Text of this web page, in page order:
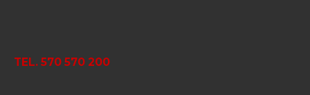
TEL. 570 570 200